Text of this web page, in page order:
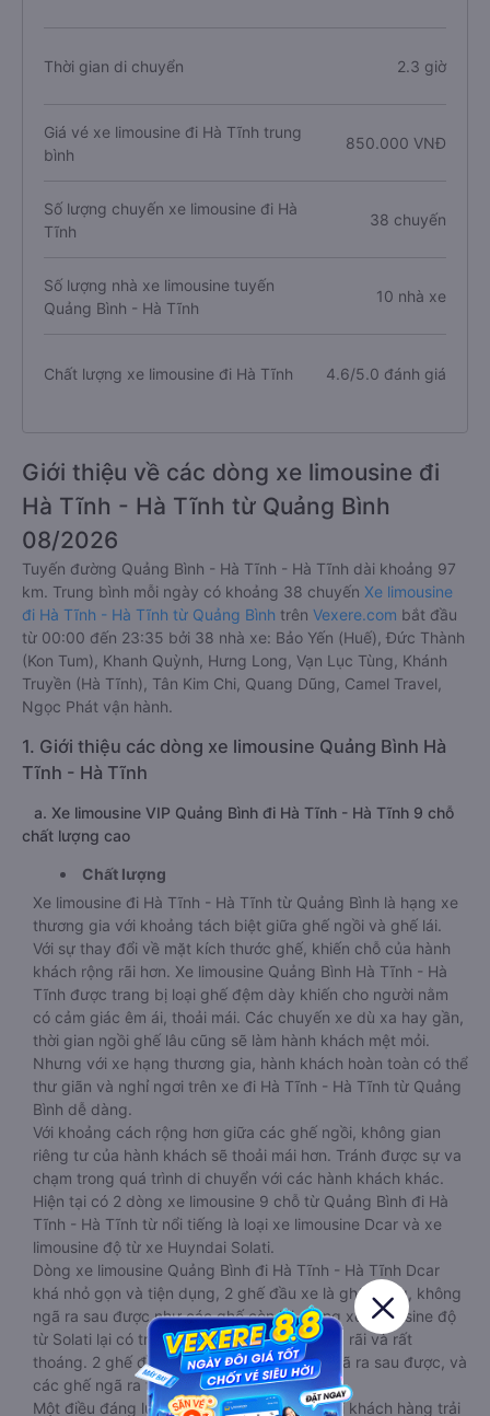
Thời gian di chuyển 2.3 giờ
Giá vé xe limousine đi Hà Tĩnh trung
bình
850.000 VNĐ
Số lượng chuyến xe limousine đi Hà
Tĩnh
38 chuyến
Số lượng nhà xe limousine tuyến
Quảng Bình - Hà Tĩnh
10 nhà xe
Chất lượng xe limousine đi Hà Tĩnh 4.6/5.0 đánh giá
Giới thiệu về các dòng xe limousine đi
Hà Tĩnh - Hà Tĩnh từ Quảng Bình
08/2026
Tuyến đường Quảng Bình - Hà Tĩnh - Hà Tĩnh dài khoảng 97
km. Trung bình mỗi ngày có khoảng 38 chuyến Xe limousine
đi Hà Tĩnh - Hà Tĩnh từ Quảng Bình trên Vexere.com bắt đầu
từ 00:00 đến 23:35 bởi 38 nhà xe: Bảo Yến (Huế), Đức Thành
(Kon Tum), Khanh Quỳnh, Hưng Long, Vạn Lục Tùng, Khánh
Truyền (Hà Tĩnh), Tân Kim Chi, Quang Dũng, Camel Travel,
Ngọc Phát vận hành.
1. Giới thiệu các dòng xe limousine Quảng Bình Hà
Tĩnh - Hà Tĩnh
a. Xe limousine VIP Quảng Bình đi Hà Tĩnh - Hà Tĩnh 9 chỗ
chất lượng cao
Chất lượng
Xe limousine đi Hà Tĩnh - Hà Tĩnh từ Quảng Bình là hạng xe
thương gia với khoảng tách biệt giữa ghế ngồi và ghế lái.
Với sự thay đổi về mặt kích thước ghế, khiến chỗ của hành
khách rộng rãi hơn. Xe limousine Quảng Bình Hà Tĩnh - Hà
Tĩnh được trang bị loại ghế đệm dày khiến cho người nằm
có cảm giác êm ái, thoải mái. Các chuyến xe dù xa hay gần,
thời gian ngồi ghế lâu cũng sẽ làm hành khách mệt mỏi.
Nhưng với xe hạng thương gia, hành khách hoàn toàn có thể
thư giãn và nghỉ ngơi trên xe đi Hà Tĩnh - Hà Tĩnh từ Quảng
Bình dễ dàng.
Với khoảng cách rộng hơn giữa các ghế ngồi, không gian
riêng tư của hành khách sẽ thoải mái hơn. Tránh được sự va
chạm trong quá trình di chuyển với các hành khách khác.
Hiện tại có 2 dòng xe limousine 9 chỗ từ Quảng Bình đi Hà
Tĩnh - Hà Tĩnh từ nổi tiếng là loại xe limousine Dcar và xe
limousine độ từ xe Huyndai Solati.
Dòng xe limousine Quảng Bình đi Hà Tĩnh - Hà Tĩnh Dcar
khá nhỏ gọn và tiện dụng, 2 ghế đầu xe là ghế cứng, không
ngã ra sau được như các ghế còn lại. Dòng xe limousine độ
từ Solati lại có trần cao, không gian xe rộng rãi và rất
thoáng. 2 ghế đầu xe của dòng này vẫn ngã ra sau được, và
các ghế ngã ra thoải mái hơn.
Một điều đáng lưu tâm chính là cảm xúc khi khách hàng trải